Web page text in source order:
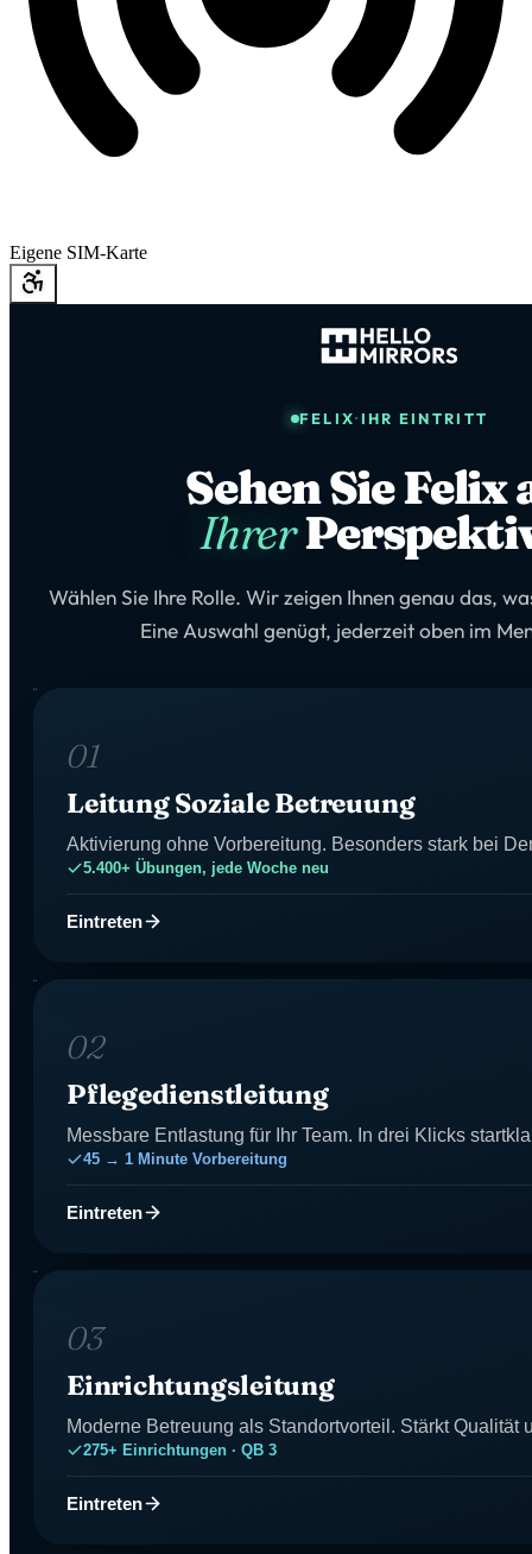
Eigene SIM-Karte
FELIX·IHR EINTRITT
Sehen Sie Felix
Ihrer
Wählen Sie Ihre Rolle. Wir zeigen Ihnen genau das,
Eine Auswahl genügt, jederzeit oben im
01
Leitung Soziale Betreuung
Aktivierung ohne Vorbereitung. Besonders stark bei
5.400+ Übungen, jede Woche neu
Eintreten
02
Pflegedienstleitung
Messbare Entlastung für Ihr Team. In drei Klicks
45 → 1 Minute Vorbereitung
Eintreten
03
Einrichtungsleitung
Moderne Betreuung als Standortvorteil. Stärkt Qualität
275+ Einrichtungen · QB 3
Eintreten